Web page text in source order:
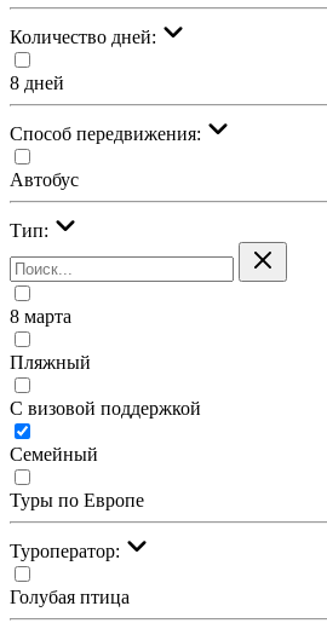
Количество дней:
8 дней
Cпособ передвижения:
Автобус
Тип:
8 марта
Пляжный
С визовой поддержкой
Семейный
Туры по Европе
Туроператор:
Голубая птица